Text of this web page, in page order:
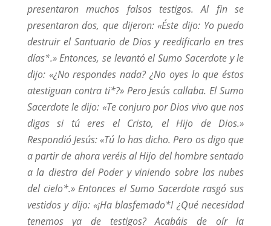
presentaron muchos falsos testigos. Al fin se
presentaron dos, que dijeron: «Éste dijo: Yo puedo
destruir el Santuario de Dios y reedificarlo en tres
días*.» Entonces, se levantó el Sumo Sacerdote y le
dijo: «¿No respondes nada? ¿No oyes lo que éstos
atestiguan contra ti*?» Pero Jesús callaba. El Sumo
Sacerdote le dijo: «Te conjuro por Dios vivo que nos
digas si tú eres el Cristo, el Hijo de Dios.»
Respondió Jesús: «Tú lo has dicho. Pero os digo que
a partir de ahora veréis al Hijo del hombre sentado
a la diestra del Poder y viniendo sobre las nubes
del cielo*.» Entonces el Sumo Sacerdote rasgó sus
vestidos y dijo: «¡Ha blasfemado*! ¿Qué necesidad
tenemos ya de testigos? Acabáis de oír la